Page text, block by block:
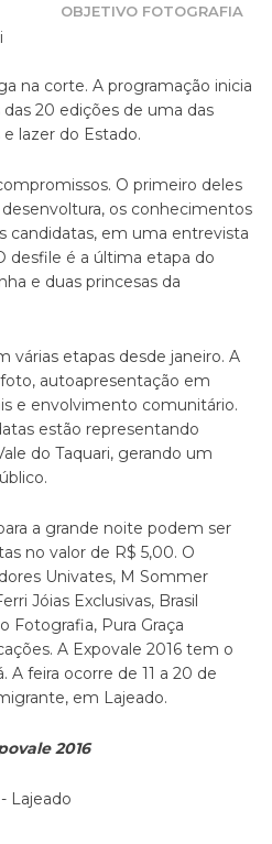
OBJETIVO FOTOGRAFIA
na corte. A programação inicia
20 edições de uma das
lazer do Estado.
O primeiro deles
os conhecimentos
candidatas, em uma entrevista
desfile é a última etapa do
e duas princesas da
várias etapas desde janeiro. A
autoapresentação em
e envolvimento comunitário.
estão representando
do Taquari, gerando um
a grande noite podem ser
no valor de R$ 5,00. O
Univates, M Sommer
Jóias Exclusivas, Brasil
Fotografia, Pura Graça
A Expovale 2016 tem o
A feira ocorre de 11 a 20 de
em Lajeado.
2016
- Lajeado